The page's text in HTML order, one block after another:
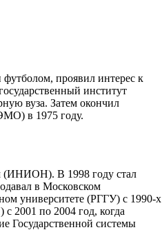
футболом, проявил интерес к
институт
вуза. Затем окончил
в 1975 году.
(ИНИОН). В 1998 году стал
в Московском
университете (РГГУ) с 1990-х
2001 по 2004 год, когда
Государственной системы